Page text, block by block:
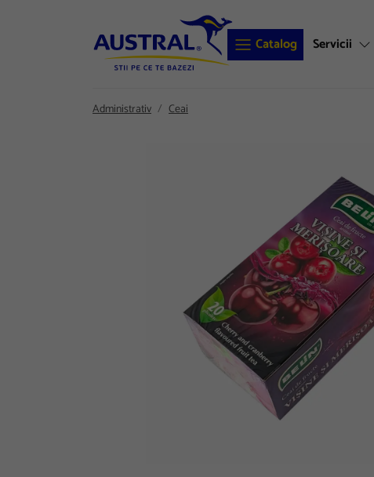
Catalog Servicii
Administrativ Ceai